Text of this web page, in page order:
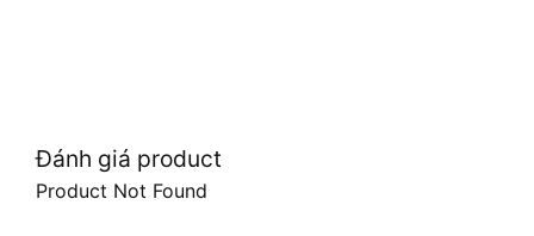
Đánh giá product
Product Not Found